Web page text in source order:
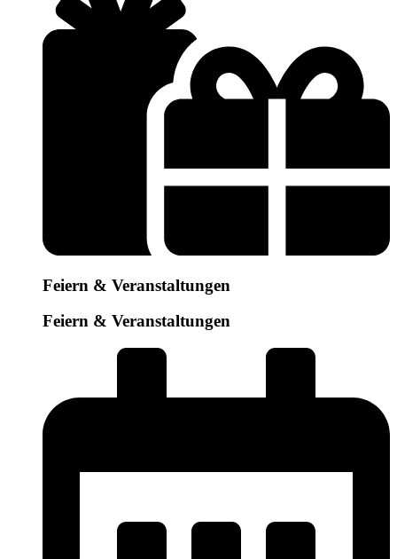
Feiern & Veranstaltungen
Feiern & Veranstaltungen